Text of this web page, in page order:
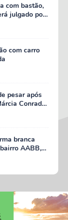
com bastão,
julgado por
com carro
pesar após
Conrado
em Serra
branca
AABB,